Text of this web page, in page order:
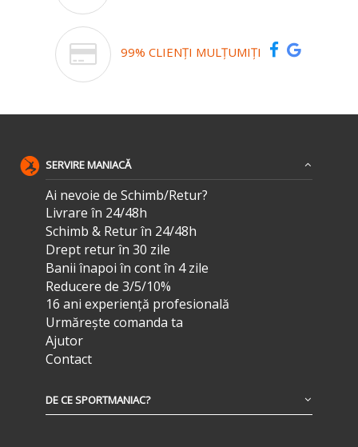
99% CLIENȚI MULȚUMIȚI
SERVIRE MANIACĂ
Ai nevoie de Schimb/Retur?
Livrare în 24/48h
Schimb & Retur în 24/48h
Drept retur în 30 zile
Banii înapoi în cont în 4 zile
Reducere de 3/5/10%
16 ani experiență profesională
Urmărește comanda ta
Ajutor
Contact
DE CE SPORTMANIAC?